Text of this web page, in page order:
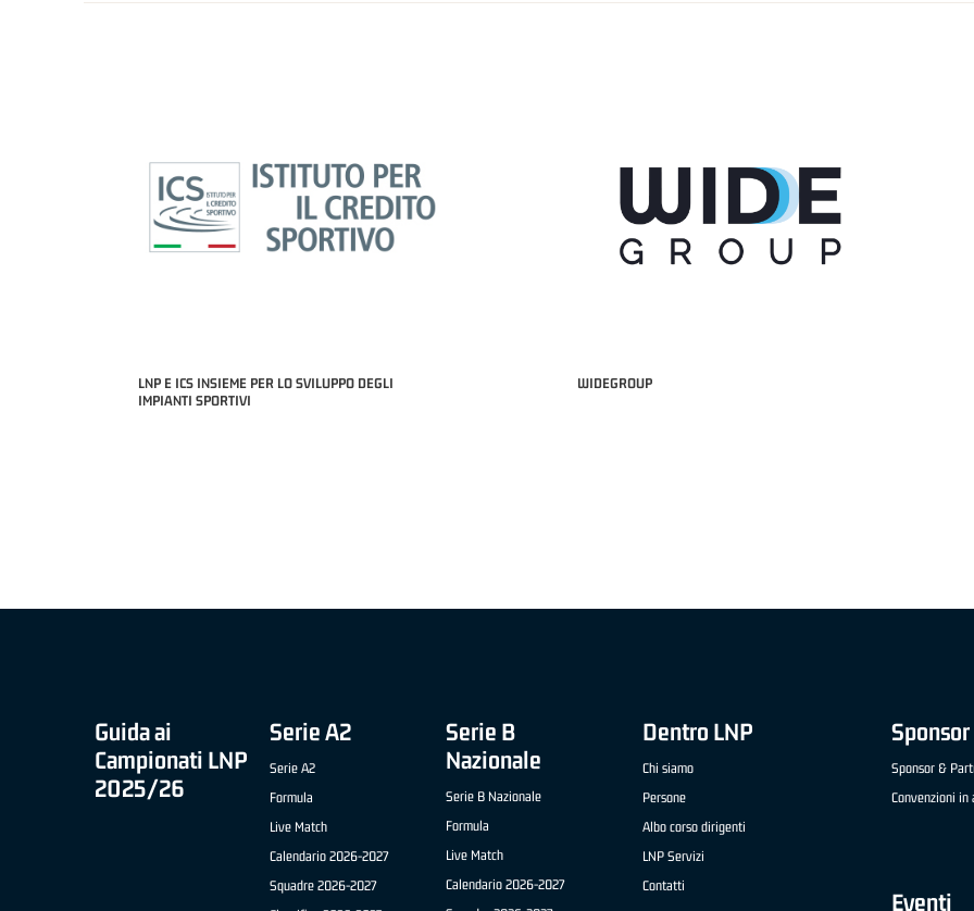
LNP E ICS INSIEME PER LO SVILUPPO DEGLI
IMPIANTI SPORTIVI
WIDEGROUP
Guida ai
Campionati LNP
2025/26
Serie A2
Serie A2
Formula
Live Match
Calendario 2026-2027
Squadre 2026-2027
Serie B
Nazionale
Serie B Nazionale
Formula
Live Match
Calendario 2026-2027
Dentro LNP
Chi siamo
Persone
Albo corso dirigenti
LNP Servizi
Contatti
Sponsor &
Convenzioni in
Eventi